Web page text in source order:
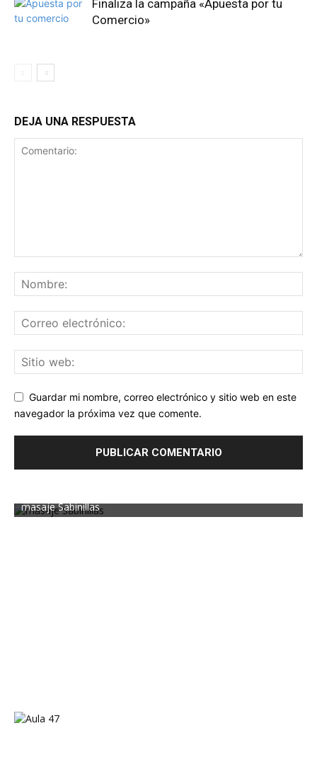
Finaliza la campaña «Apuesta por tu
Comercio»
DEJA UNA RESPUESTA
Guardar mi nombre, correo electrónico y sitio web en este
navegador la próxima vez que comente.
masaje Sabinillas